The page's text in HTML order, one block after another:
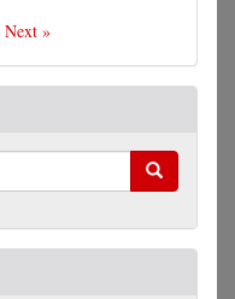
Next »